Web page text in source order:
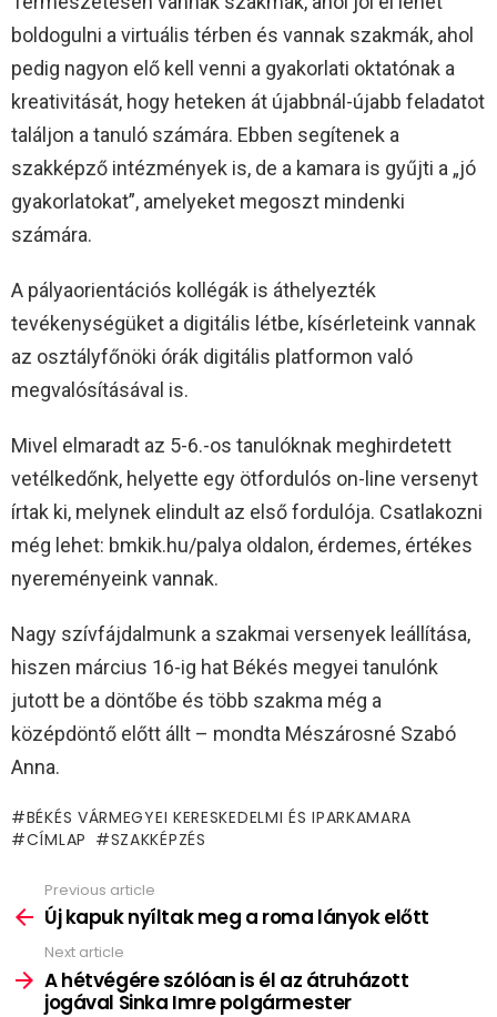
boldogulni a virtuális térben és vannak szakmák, ahol
pedig nagyon elő kell venni a gyakorlati oktatónak a
kreativitását, hogy heteken át újabbnál-újabb feladatot
találjon a tanuló számára. Ebben segítenek a
szakképző intézmények is, de a kamara is gyűjti a „jó
gyakorlatokat”, amelyeket megoszt mindenki
számára.
A pályaorientációs kollégák is áthelyezték
tevékenységüket a digitális létbe, kísérleteink vannak
az osztályfőnöki órák digitális platformon való
megvalósításával is.
Mivel elmaradt az 5-6.-os tanulóknak meghirdetett
vetélkedőnk, helyette egy ötfordulós on-line versenyt
írtak ki, melynek elindult az első fordulója. Csatlakozni
még lehet: bmkik.hu/palya oldalon, érdemes, értékes
nyereményeink vannak.
Nagy szívfájdalmunk a szakmai versenyek leállítása,
hiszen március 16-ig hat Békés megyei tanulónk
jutott be a döntőbe és több szakma még a
középdöntő előtt állt – mondta Mészárosné Szabó
Anna.
BÉKÉS VÁRMEGYEI KERESKEDELMI ÉS IPARKAMARA
CÍMLAP
SZAKKÉPZÉS
more
Previous article
Új kapuk nyíltak meg a roma lányok előtt
Next article
A hétvégére szólóan is él az átruházott
jogával Sinka Imre polgármester